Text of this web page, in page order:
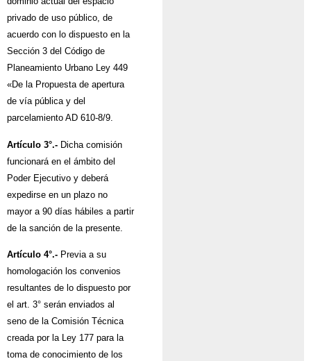
privado de uso público, de
acuerdo con lo dispuesto en la
Sección 3 del Código de
Planeamiento Urbano Ley 449
«De la Propuesta de apertura
de vía pública y del
parcelamiento AD 610-8/9.
Artículo 3°.- Dicha comisión
funcionará en el ámbito del
Poder Ejecutivo y deberá
expedirse en un plazo no
mayor a 90 días hábiles a partir
de la sanción de la presente.
Artículo 4°.- Previa a su
homologación los convenios
resultantes de lo dispuesto por
el art. 3° serán enviados al
seno de la Comisión Técnica
creada por la Ley 177 para la
toma de conocimiento de los